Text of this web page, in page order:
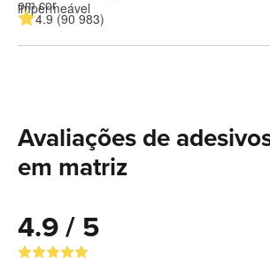
4.9 (90 983)
Avaliações de
em matriz
4.9 / 5